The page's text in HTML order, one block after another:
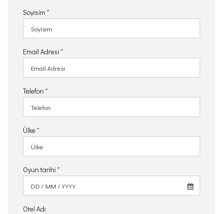
Soyisim *
Email Adresi *
Telefon *
Ülke*
Oyun tarihi *
Otel Adı